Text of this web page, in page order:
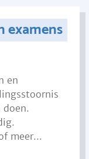
examens
en
doen.
meer...